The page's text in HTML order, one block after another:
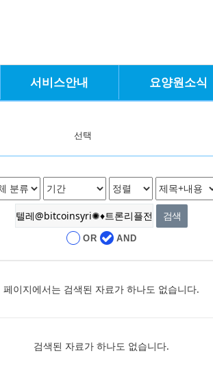
서비스안내 요양원소식
선택
OR AND
페이지에서는 검색된 자료가 하나도 없습니다.
검색된 자료가 하나도 없습니다.